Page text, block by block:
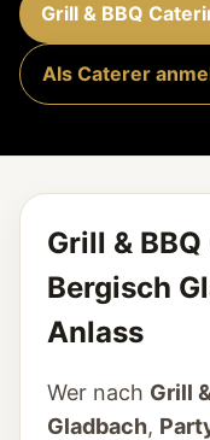
Grill & BBQ
Als Caterer
Grill &
Bergisch
Anlass
Wer nach Grill
Gladbach,